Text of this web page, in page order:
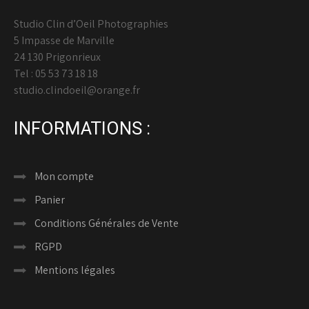
Studio Clin d’Oeil Photographies
5 Impasse de Marville
24 130 Prigonrieux
Tel : 05 53 73 18 18
studio.clindoeil@orange.fr
INFORMATIONS :
Mon compte
Panier
Conditions Générales de Vente
RGPD
Mentions légales